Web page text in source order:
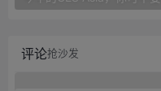
评论抢沙发